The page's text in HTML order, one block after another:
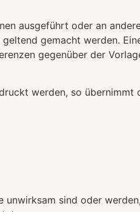
ausgeführt oder an
gemacht werden.
gegenüber der
werden, so übernimmt
unwirksam sind oder